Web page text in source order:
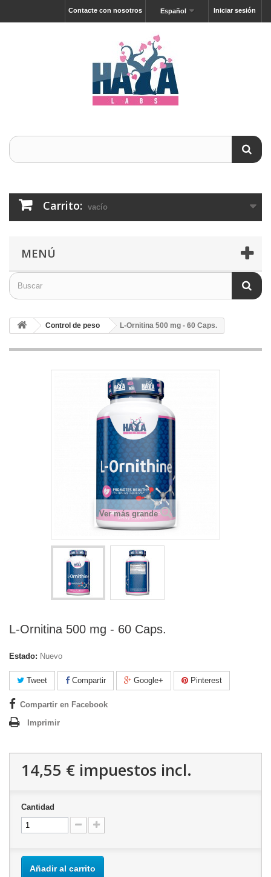
Iniciar sesión
Español
Contacte con nosotros
Carrito: vacío
MENÚ
Control de peso L-Ornitina 500 mg - 60 Caps.
Ver más grande
L-Ornitina 500 mg - 60 Caps.
Estado: Nuevo
Tweet Compartir Google+ Pinterest
Compartir en Facebook
Imprimir
14,55 € impuestos incl.
Cantidad
Añadir al carrito